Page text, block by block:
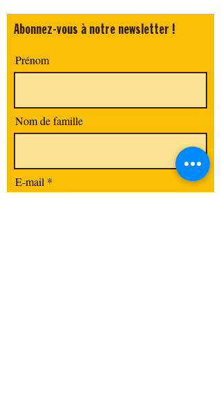
Abonnez-vous à notre newsletter !
Prénom
Nom de famille
E-mail